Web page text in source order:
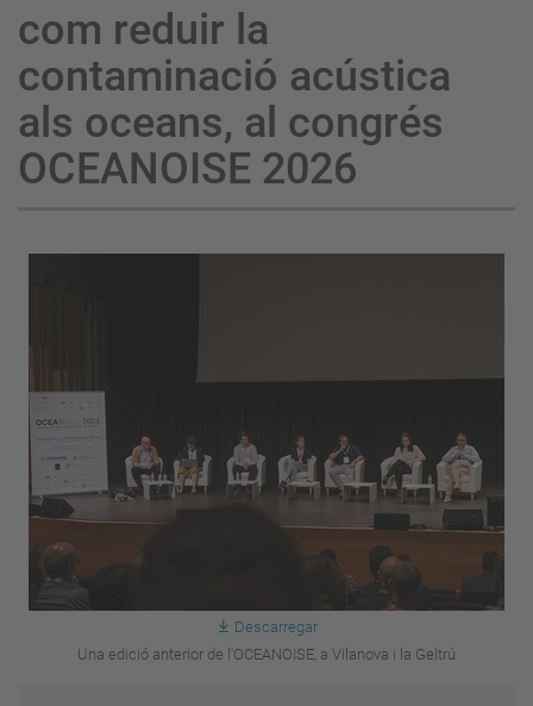
com reduir la
contaminació acústica
als oceans, al congrés
OCEANOISE 2026
Descarregar
Una edició anterior de l'OCEANOISE, a Vilanova i la Geltrú